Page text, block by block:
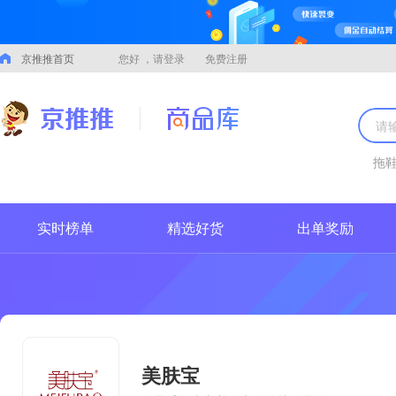
京推推首页 您好 ，请登录 免费注册
拖
实时榜单 精选好货 出单奖励
美肤宝